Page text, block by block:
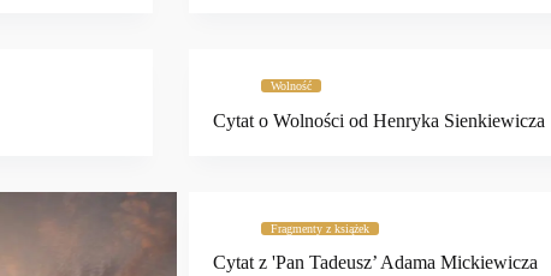
Wolność
Cytat o Wolności od Henryka Sienkiewicza
Fragmenty z książek
Cytat z 'Pan Tadeusz’ Adama Mickiewicza